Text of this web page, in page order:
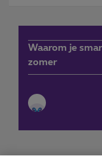
Waarom je
zomer